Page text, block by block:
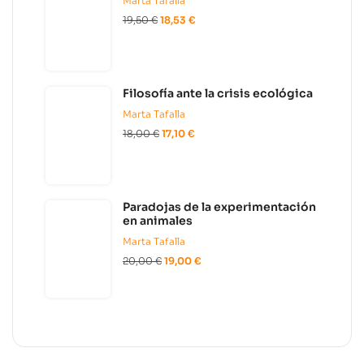
que nos salva
Mimar la vida
como una
obra de arte”,
19,50€ 18,53 €
Filosofía ante la crisis ecológica
Marta Tafalla
18,00€ 17,10 €
Paradojas de la experimentación
en animales
Marta Tafalla
20,00€ 19,00 €